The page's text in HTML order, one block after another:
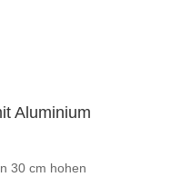
Aluminium
30 cm hohen